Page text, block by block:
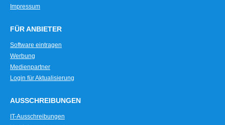
Impressum
FÜR ANBIETER
Software eintragen
Werbung
Medienpartner
Login für Aktualisierung
AUSSCHREIBUNGEN
IT-Ausschreibungen